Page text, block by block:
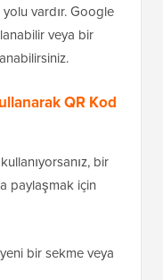
vardır. Google
veya bir
QR Kod
kullanıyorsanız, bir
paylaşmak için
bir sekme veya